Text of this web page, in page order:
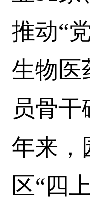
推动“
生物医
员骨
年来，
区“四